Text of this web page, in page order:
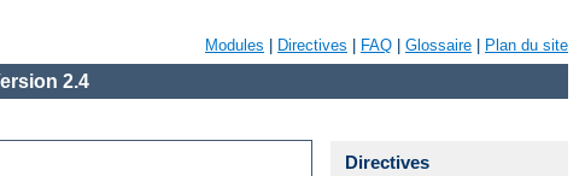
Modules Directives FAQ Glossaire Plan du site
2.4
Directives